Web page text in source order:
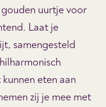
uurtje voor
Laat je
samengesteld
eten aan
zij je mee met